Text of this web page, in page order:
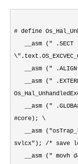
# define
__asm (" .SECT
__asm ("
__asm ("
__asm ("
#core); \
__asm
svlcx"); /* save
__asm (" movh